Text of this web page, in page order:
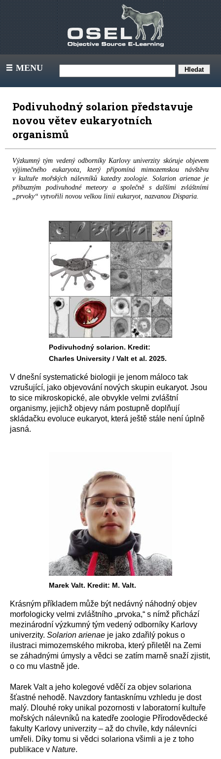
III MENU
Podivuhodný solarion představuje
novou větev eukaryotních
organismů
Výzkumný tým vedený odborníky Karlovy univerzity skóruje objevem
výjimečného eukaryota, který připomíná mimozemskou návštěvu
v kultuře mořských nálevníků katedry zoologie. Solarion arienae je
příbuzným podivuhodné meteory a společně s dalšími zvláštními
„prvoky“ vytvořili novou velkou linii eukaryot, nazvanou Disparia.
Podivuhodný solarion. Kredit:
Charles University / Valt et al. 2025.
V dnešní systematické biologii je jenom máloco tak
vzrušující, jako objevování nových skupin eukaryot. Jsou
to sice mikroskopické, ale obvykle velmi zvláštní
organismy, jejichž objevy nám postupně doplňují
skládačku evoluce eukaryot, která ještě stále není úplně
jasná.
Marek Valt. Kredit: M. Valt.
Krásným příkladem může být nedávný náhodný objev
morfologicky velmi zvláštního „prvoka,“ s nímž přichází
mezinárodní výzkumný tým vedený odborníky Karlovy
univerzity. Solarion arienae je jako zdařilý pokus o
ilustraci mimozemského mikroba, který přiletěl na Zemi
se záhadnými úmysly a vědci se zatím marně snaží zjistit,
o co mu vlastně jde.
Marek Valt a jeho kolegové vděčí za objev solariona
šťastné nehodě. Navzdory fantasknímu vzhledu je dost
malý. Dlouhé roky unikal pozornosti v laboratorní kultuře
mořských nálevníků na katedře zoologie Přírodovědecké
fakulty Karlovy univerzity – až do chvíle, kdy nálevníci
umřeli. Díky tomu si vědci solariona všimli a je z toho
publikace v Nature.